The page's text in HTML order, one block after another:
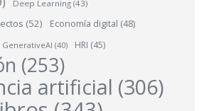
Deep Learning (43)
(52) Economía digital (48)
GenerativeAI (40) HRI (45)
(253)
artificial (306)